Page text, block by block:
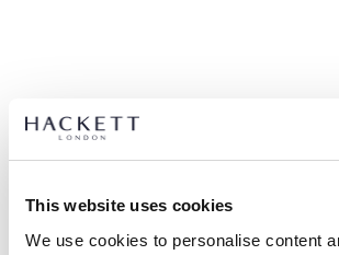
This website uses cookies
We use cookies to personalise content
Entschuldigung,
wir „“ nicht